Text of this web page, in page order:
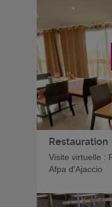
Restauration
Visite virtuelle :
Afpa d'Ajaccio